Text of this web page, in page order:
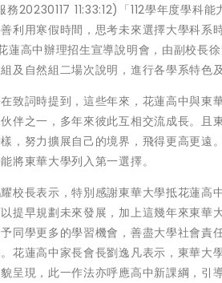
20230117 11:33:12)「112學年度學科
利用寒假時間，思考未來選擇大學科系
蓮高中辦理招生宣導說明會，由副校長
及自然組二場次說明，進行各學系特色
致詞時提到，這些年來，花蓮高中與
伴之一，多年來彼此互相交流成長。
，努力擴展自己的境界，飛得更高更遠
將東華大學列入第一選擇。
校長表示，特別感謝東華大學抵花蓮
提早規劃未來發展，加上這幾年來東
同學更多的學習機會，善盡大學社會
花蓮高中家長會長劉逸凡表示，東華
呈現，此一作法亦呼應高中新課綱，